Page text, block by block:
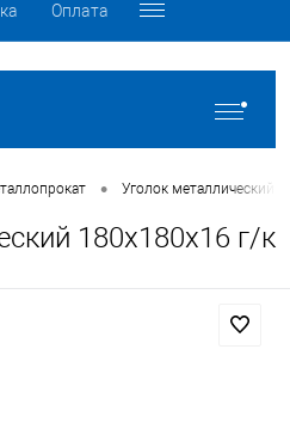
Оплата
• Уголок металлический
180х180х16 г/к